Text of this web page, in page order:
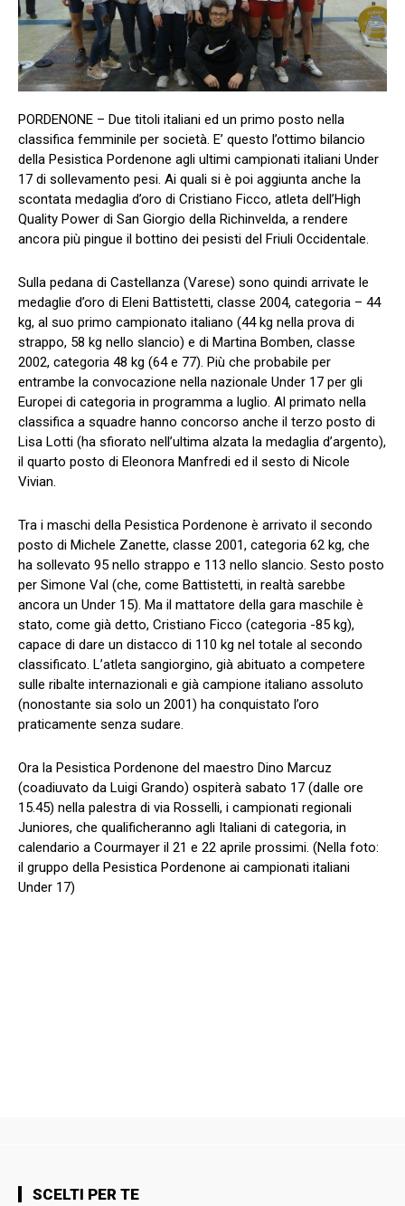
PORDENONE – Due titoli italiani ed un primo posto nella
classifica femminile per società. E’ questo l’ottimo bilancio
della Pesistica Pordenone agli ultimi campionati italiani Under
17 di sollevamento pesi. Ai quali si è poi aggiunta anche la
scontata medaglia d’oro di Cristiano Ficco, atleta dell’High
Quality Power di San Giorgio della Richinvelda, a rendere
ancora più pingue il bottino dei pesisti del Friuli Occidentale.
Sulla pedana di Castellanza (Varese) sono quindi arrivate le
medaglie d’oro di Eleni Battistetti, classe 2004, categoria – 44
kg, al suo primo campionato italiano (44 kg nella prova di
strappo, 58 kg nello slancio) e di Martina Bomben, classe
2002, categoria 48 kg (64 e 77). Più che probabile per
entrambe la convocazione nella nazionale Under 17 per gli
Europei di categoria in programma a luglio. Al primato nella
classifica a squadre hanno concorso anche il terzo posto di
Lisa Lotti (ha sfiorato nell’ultima alzata la medaglia d’argento),
il quarto posto di Eleonora Manfredi ed il sesto di Nicole
Vivian.
Tra i maschi della Pesistica Pordenone è arrivato il secondo
posto di Michele Zanette, classe 2001, categoria 62 kg, che
ha sollevato 95 nello strappo e 113 nello slancio. Sesto posto
per Simone Val (che, come Battistetti, in realtà sarebbe
ancora un Under 15). Ma il mattatore della gara maschile è
stato, come già detto, Cristiano Ficco (categoria -85 kg),
capace di dare un distacco di 110 kg nel totale al secondo
classificato. L’atleta sangiorgino, già abituato a competere
sulle ribalte internazionali e già campione italiano assoluto
(nonostante sia solo un 2001) ha conquistato l’oro
praticamente senza sudare.
Ora la Pesistica Pordenone del maestro Dino Marcuz
(coadiuvato da Luigi Grando) ospiterà sabato 17 (dalle ore
15.45) nella palestra di via Rosselli, i campionati regionali
Juniores, che qualificheranno agli Italiani di categoria, in
calendario a Courmayer il 21 e 22 aprile prossimi. (Nella foto:
il gruppo della Pesistica Pordenone ai campionati italiani
Under 17)
SCELTI PER TE